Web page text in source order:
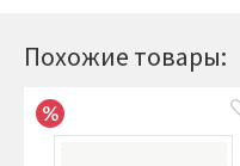
Похожие товары: